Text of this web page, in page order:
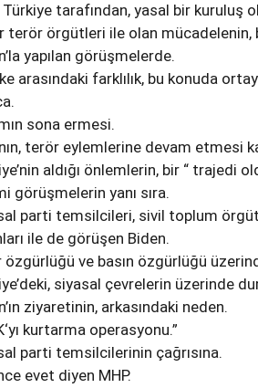
Türkiye tarafından, yasal bir kuruluş
terör örgütleri ile olan mücadelenin,
yapılan görüşmelerde.
arasındaki farklılık, bu konuda
sona ermesi.
terör eylemlerine devam etmesi
aldığı önlemlerin, bir “ trajedi
görüşmelerin yanı sıra.
parti temsilcileri, sivil toplum
ile de görüşen Biden.
özgürlüğü ve basın özgürlüğü
siyasal çevrelerin üzerinde
ziyaretinin, arkasındaki neden.
kurtarma operasyonu.”
parti temsilcilerinin çağrısına.
evet diyen MHP.